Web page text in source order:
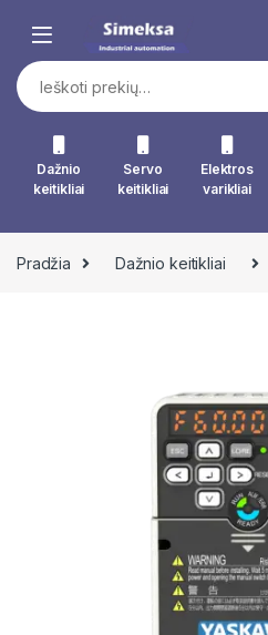
Ieškoti:
Dažnio
keitikliai
Servo
keitikliai
Elektros
varikliai
Pradžia Dažnio keitikliai